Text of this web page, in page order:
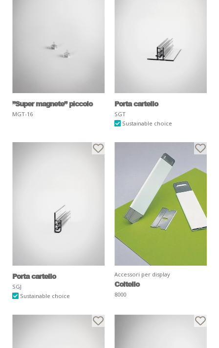
”Super magnete” piccolo
MGT-16
Porta cartello
SGT
Sustainable choice
Porta cartello
SGJ
Sustainable choice
Accessori per display
Coltello
8000